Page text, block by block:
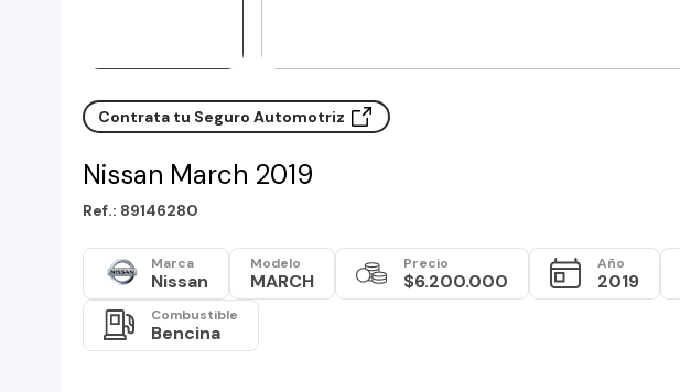
Contrata tu Seguro Automotriz
Nissan March 2019
Ref.: 89146280
Marca
Nissan
Modelo
MARCH
Precio
$6.200.000
Año
2019
Combustible
Bencina